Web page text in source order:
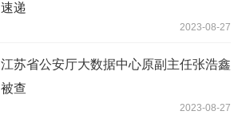
速递
2023-08-27
江苏省公安厅大数据中心原副主任张浩鑫
被查
2023-08-27